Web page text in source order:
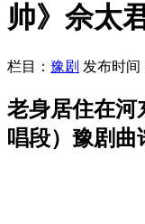
帅》佘太
栏目： 豫剧 发布时间
老身居住在河
唱段）豫剧曲